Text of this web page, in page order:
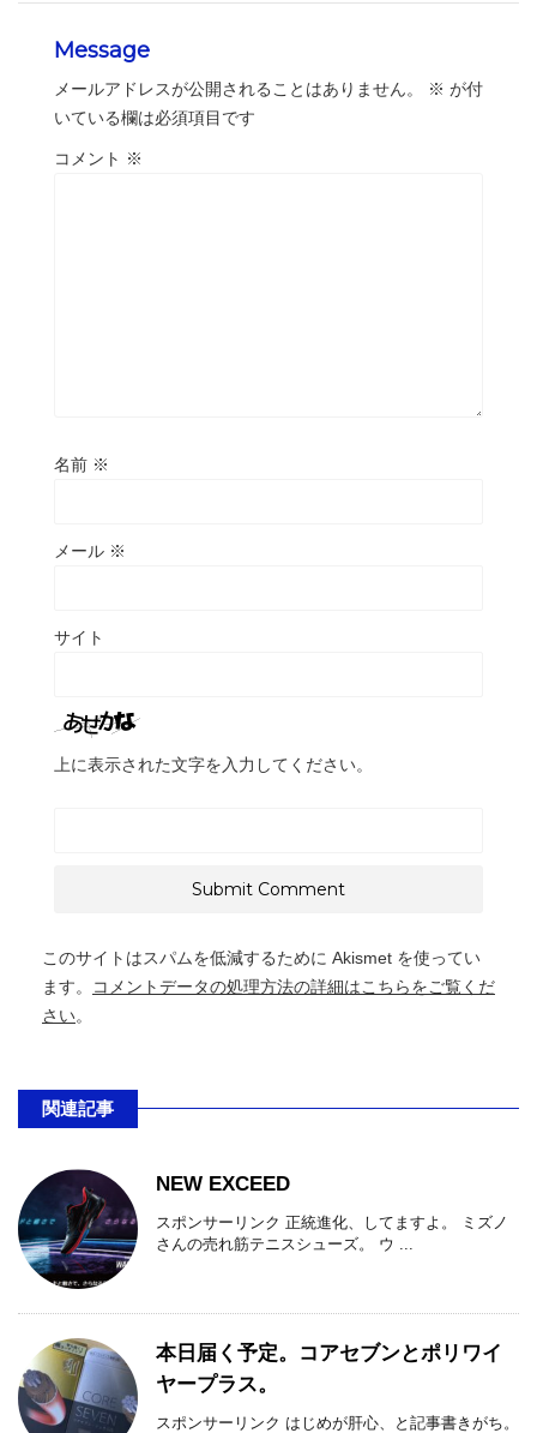
Message
メールアドレスが公開されることはありません。 ※ が付
いている欄は必須項目です
コメント ※
名前 ※
メール ※
サイト
上に表示された文字を入力してください。
このサイトはスパムを低減するために Akismet を使ってい
ます。
コメントデータの処理方法の詳細はこちらをご覧くだ
さい。
関連記事
NEW EXCEED
スポンサーリンク 正統進化、してますよ。 ミズノ
さんの売れ筋テニスシューズ。 ウ ...
本日届く予定。コアセブンとポリワイ
ヤープラス。
スポンサーリンク はじめが肝心、と記事書きがち。